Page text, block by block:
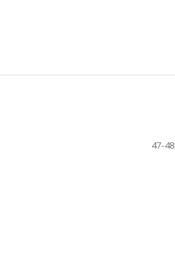
47-48